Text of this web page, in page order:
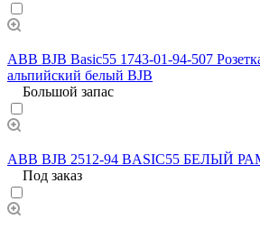
ABB BJB Basic55 1743-01-94-507
альпийский белый BJB
Большой запас
ABB BJB 2512-94 BASIC55 БЕЛЫЙ
Под заказ